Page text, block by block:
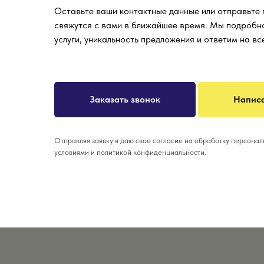
Оставьте ваши контактные данные или
свяжутся с вами в ближайшее время. Мы
услуги, уникальность предложения и ответим на
Заказать звонок
Отправляя заявку я даю свое согласие на обработку
условиями и политикой конфиденциальности.